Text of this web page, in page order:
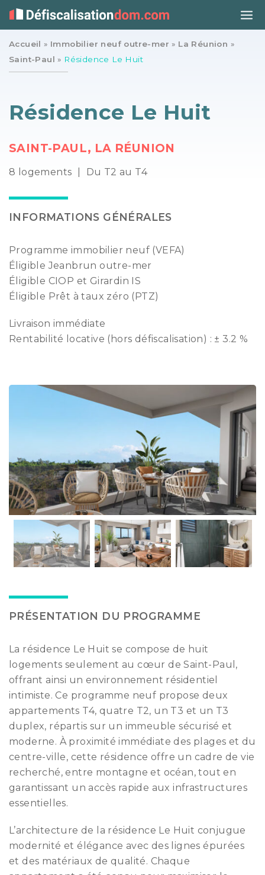
Accueil » Immobilier neuf outre-mer » La Réunion »
Saint-Paul » Résidence Le Huit
Résidence Le Huit
SAINT-PAUL, LA RÉUNION
8 logements Du T2 au T4
INFORMATIONS GÉNÉRALES
Programme immobilier neuf (VEFA)
Éligible Jeanbrun outre-mer
Éligible CIOP et Girardin IS
Éligible Prêt à taux zéro (PTZ)
Livraison immédiate
Rentabilité locative (hors défiscalisation) : ± 3.2 %
PRÉSENTATION DU PROGRAMME
La résidence Le Huit se compose de huit
logements seulement au cœur de Saint-Paul,
offrant ainsi un environnement résidentiel
intimiste. Ce programme neuf propose deux
appartements T4, quatre T2, un T3 et un T3
duplex, répartis sur un immeuble sécurisé et
moderne. À proximité immédiate des plages et du
centre-ville, cette résidence offre un cadre de vie
recherché, entre montagne et océan, tout en
garantissant un accès rapide aux infrastructures
essentielles.
L’architecture de la résidence Le Huit conjugue
modernité et élégance avec des lignes épurées
et des matériaux de qualité. Chaque